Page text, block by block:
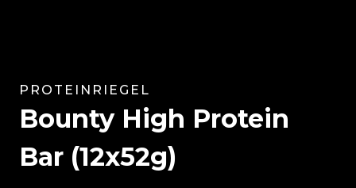
PROTEINRIEGEL
Bounty High Protein
Bar (12x52g)